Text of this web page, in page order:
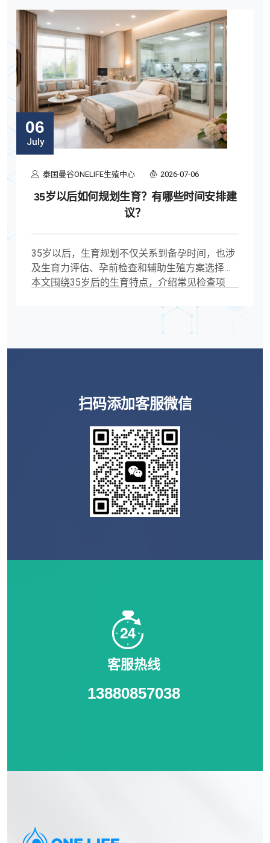
06
July
泰国曼谷ONELIFE生殖中心 2026-07-06
35岁以后如何规划生育？有哪些时间安排建
议？
35岁以后，生育规划不仅关系到备孕时间，也涉
及生育力评估、孕前检查和辅助生殖方案选择。
本文围绕35岁后的生育特点，介绍常见检查项
划思路，帮助有生育计划的人提前做好准备，提
扫码添加客服微信
客服热线
13880857038